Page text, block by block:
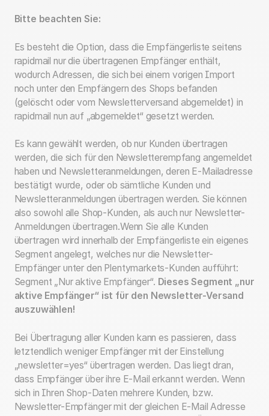
Bitte beachten Sie:
Es besteht die Option, dass die Empfängerliste seitens
rapidmail nur die übertragenen Empfänger enthält,
wodurch Adressen, die sich bei einem vorigen Import
noch unter den Empfängern des Shops befanden
(gelöscht oder vom Newsletterversand abgemeldet) in
rapidmail nun auf „abgemeldet“ gesetzt werden.
Es kann gewählt werden, ob nur Kunden übertragen
werden, die sich für den Newsletterempfang angemeldet
haben und Newsletteranmeldungen, deren E-Mailadresse
bestätigt wurde, oder ob sämtliche Kunden und
Newsletteranmeldungen übertragen werden. Sie können
also sowohl alle Shop-Kunden, als auch nur Newsletter-
Anmeldungen übertragen.Wenn Sie alle Kunden
übertragen wird innerhalb der Empfängerliste ein eigenes
Segment angelegt, welches nur die Newsletter-
Empfänger unter den Plentymarkets-Kunden aufführt:
Segment „Nur aktive Empfänger“. Dieses Segment „nur
aktive Empfänger“ ist für den Newsletter-Versand
auszuwählen!
Bei Übertragung aller Kunden kann es passieren, dass
letztendlich weniger Empfänger mit der Einstellung
„newsletter=yes“ übertragen werden. Das liegt dran,
dass Empfänger über ihre E-Mail erkannt werden. Wenn
sich in Ihren Shop-Daten mehrere Kunden, bzw.
Newsletter-Empfänger mit der gleichen E-Mail Adresse